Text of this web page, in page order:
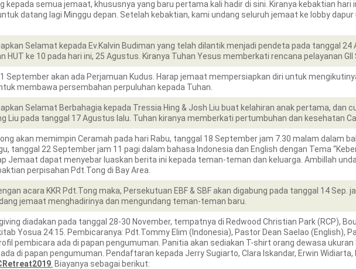
kepada semua jemaat, khususnya yang baru pertama kali hadir di sini. Kiranya kebaktian hari
datang lagi Minggu depan. Setelah kebaktian, kami undang seluruh jemaat ke lobby
Selamat kepada Ev.Kalvin Budiman yang telah dilantik menjadi pendeta pada tanggal 24
HUT ke 10 pada hari ini, 25 Agustus. Kiranya Tuhan Yesus memberkati rencana pelayanan
September akan ada Perjamuan Kudus. Harap jemaat mempersiapkan diri untuk
membawa persembahan perpuluhan kepada Tuhan.
Selamat Berbahagia kepada Tressia Hing & Josh Liu buat kelahiran anak pertama, dan
Liu pada tanggal 17 Agustus lalu. Tuhan kiranya memberkati pertumbuhan dan kesehatan
akan memimpin Ceramah pada hari Rabu, tanggal 18 September jam 7.30 malam dalam
tanggal 22 September jam 11 pagi dalam bahasa Indonesia dan English dengan Tema
Jemaat dapat menyebar luaskan berita ini kepada teman-teman dan keluarga. Ambillah
perpisahan Pdt.Tong di Bay Area.
acara KKR Pdt.Tong maka, Persekutuan EBF & SBF akan digabung pada tanggal 14 Sep.
jemaat menghadirinya dan mengundang teman-teman baru.
diadakan pada tanggal 28-30 November, tempatnya di Redwood Christian Park (RCP),
Yosua 24:15. Pembicaranya: Pdt.Tommy Elim (Indonesia), Pastor Dean Saelao (English),
pembicara ada di papan pengumuman. Panitia akan sediakan T-shirt orang dewasa ukuran
di papan pengumuman. Pendaftaran kepada Jerry Sugiarto, Clara Iskandar, Erwin Widiarta,
Biayanya sebagai berikut: